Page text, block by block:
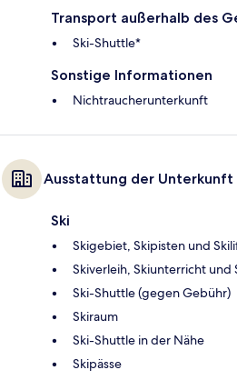
Transport außerhalb des
Ski-Shuttle*
Sonstige Informationen
Nichtraucherunterkunft
Ausstattung der Unterkunft
Ski
Skigebiet, Skipisten und
Skiverleih, Skiunterricht und
Ski-Shuttle (gegen Gebühr)
Skiraum
Ski-Shuttle in der Nähe
Skipässe